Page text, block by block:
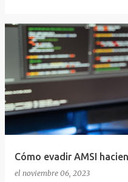
Cómo evadir AMSI
el noviembre 06, 2023